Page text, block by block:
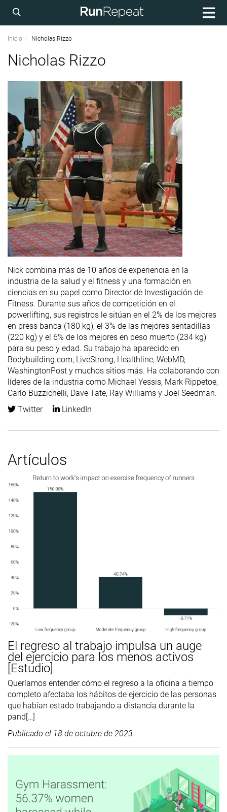
Inicio Nicholas Rizzo
Nicholas Rizzo
Nick combina más de 10 años de experiencia en la
industria de la salud y el fitness y una formación en
ciencias en su papel como Director de Investigación de
Fitness. Durante sus años de competición en el
powerlifting, sus registros le sitúan en el 2% de los mejores
en press banca (180 kg), el 3% de las mejores sentadillas
(220 kg) y el 6% de los mejores en peso muerto (234 kg)
para su peso y edad. Su trabajo ha aparecido en
Bodybuilding.com, LiveStrong, Healthline, WebMD,
WashingtonPost y muchos sitios más. Ha colaborando con
líderes de la industria como Michael Yessis, Mark Rippetoe,
Carlo Buzzichelli, Dave Tate, Ray Williams y Joel Seedman.
Twitter
LinkedIn
Artículos
El regreso al trabajo impulsa un auge
del ejercicio para los menos activos
[Estudio]
Queríamos entender cómo el regreso a la oficina a tiempo
completo afectaba los hábitos de ejercicio de las personas
que habían estado trabajando a distancia durante la
pand[…]
Publicado el 18 de octubre de 2023